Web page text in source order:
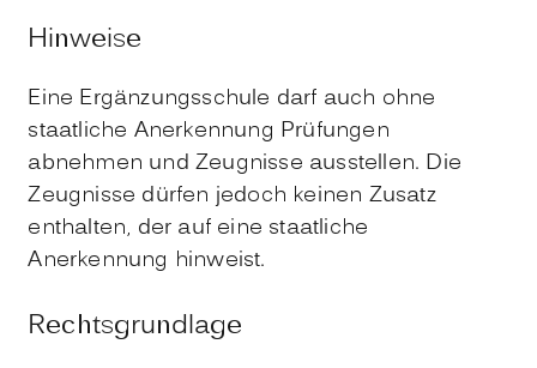
Hinweise
Eine Ergänzungsschule darf auch ohne
staatliche Anerkennung Prüfungen
abnehmen und Zeugnisse ausstellen. Die
Zeugnisse dürfen jedoch keinen Zusatz
enthalten, der auf eine staatliche
Anerkennung hinweist.
Rechtsgrundlage